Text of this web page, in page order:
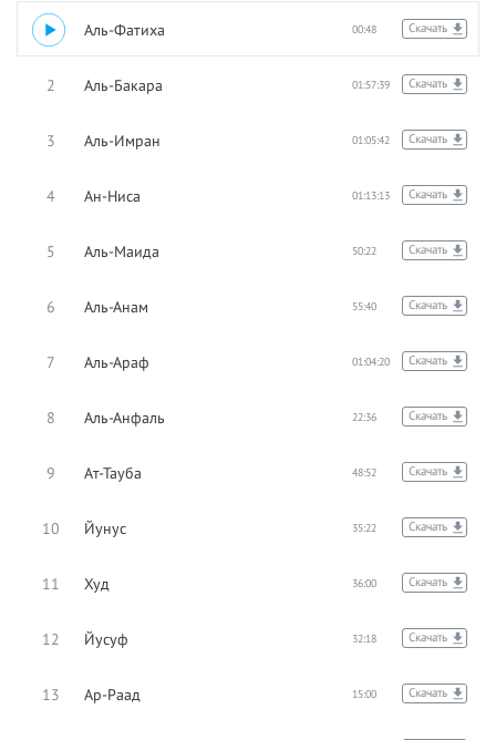
Скачать
00:48
1 Аль-Фатиха
Скачать
01:57:39
2 Аль-Бакара
Скачать
01:05:42
3 Аль-Имран
Скачать
01:13:13
4 Ан-Ниса
Скачать
50:22
5 Аль-Маида
Скачать
55:40
6 Аль-Анам
Скачать
01:04:20
7 Аль-Араф
Скачать
22:36
8 Аль-Анфаль
Скачать
48:52
9 Ат-Тауба
Скачать
35:22
10 Йунус
Скачать
36:00
11 Худ
Скачать
32:18
12 Йусуф
Скачать
15:00
13 Ар-Раад